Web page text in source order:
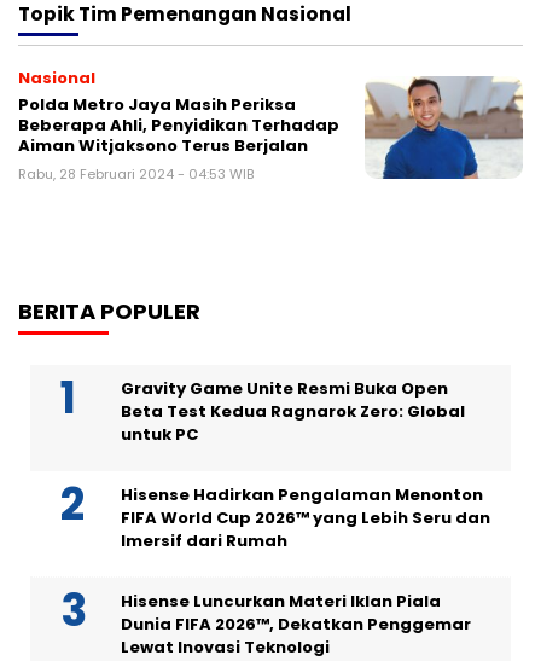
TopikTim Pemenangan Nasional
Nasional
Polda Metro Jaya Masih Periksa
Beberapa Ahli, Penyidikan Terhadap
Aiman Witjaksono Terus Berjalan
Rabu, 28 Februari 2024 - 04:53 WIB
BERITA POPULER
Gravity Game Unite Resmi Buka Open
Beta Test Kedua Ragnarok Zero: Global
untuk PC
Hisense Hadirkan Pengalaman Menonton
FIFA World Cup 2026™ yang Lebih Seru dan
Imersif dari Rumah
Hisense Luncurkan Materi Iklan Piala
Dunia FIFA 2026™, Dekatkan Penggemar
Lewat Inovasi Teknologi